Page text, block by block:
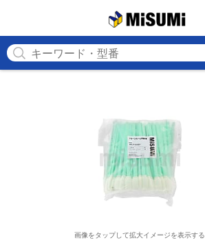
画像をタップして拡大イメージを表示する